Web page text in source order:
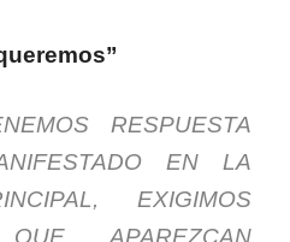
RESPUESTA
EN LA
EXIGIMOS
APAREZCAN